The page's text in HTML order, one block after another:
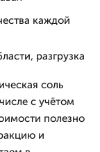
каждой
разгрузка
соль
с учётом
полезно
и